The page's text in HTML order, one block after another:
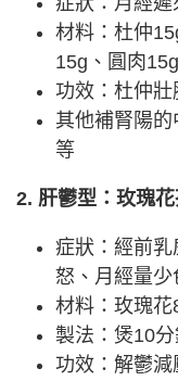
材料：杜仲
15g、圓肉
功效：杜仲
其他補腎陽
等
2. 肝鬱型：玫瑰
症狀：經前
怒、月經量
材料：玫瑰
製法：煲10
功效：解鬱